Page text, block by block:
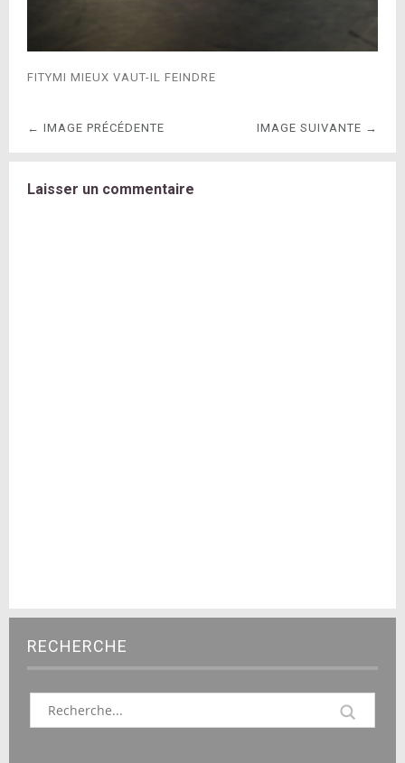
FITYMI MIEUX VAUT-IL FEINDRE
← IMAGE PRÉCÉDENTE IMAGE SUIVANTE →
Laisser un commentaire
RECHERCHE